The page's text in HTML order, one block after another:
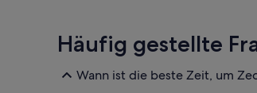
Häufig gestellte
Wann ist die beste Zeit, um